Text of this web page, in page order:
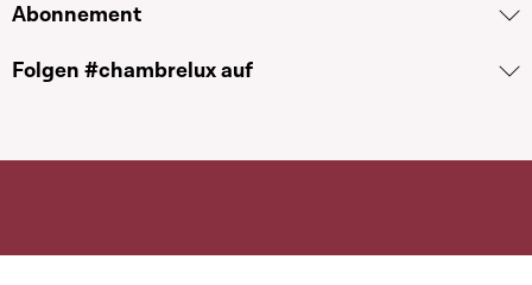
Abonnement
Folgen #chambrelux auf